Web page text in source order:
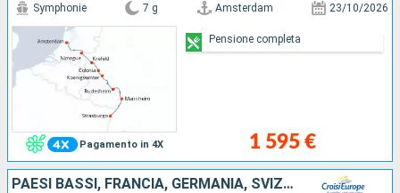
Pagamento in 4X
Symphonie 7 g Amsterdam 23/10/2026
1 595 €
Pensione completa
PAESI BASSI, FRANCIA, GERMANIA, SVIZZERA